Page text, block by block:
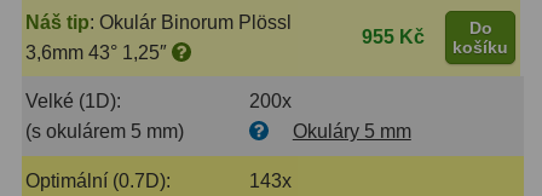
Paralaktické EQ19
Fotografické montáže
Stativy a pilíře
Náš tip: Okulár Binorum Plössl
3,6mm 43° 1,25″
955 Kč
Do
košíku
Velké (1D):
200x
(s okulárem 5 mm)
Okuláry 5 mm
Optimální (0.7D):
143x